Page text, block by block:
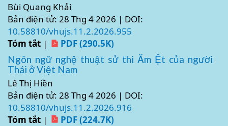
Bùi Quang Khải
Bản điện tử: 28 Thg 4 2026 | DOI:
10.58810/vhujs.11.2.2026.955
Tóm tắt |
PDF (290.5K)
Ngôn ngữ nghệ thuật sử thi Ẳm Ệt của người
Thái ở Việt Nam
Lê Thị Hiền
Bản điện tử: 28 Thg 4 2026 | DOI:
10.58810/vhujs.11.2.2026.916
Tóm tắt | PDF (224.7K)